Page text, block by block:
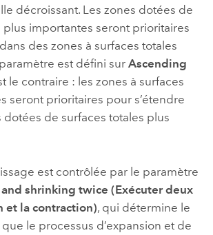
décroissant. Les zones dotées de
plus importantes seront prioritaires
des zones à surfaces totales
est défini sur Ascending
le contraire : les zones à surfaces
seront prioritaires pour s’étendre
dotées de surfaces totales plus
est contrôlée par le paramètre
shrinking twice (Exécuter deux
et la contraction), qui détermine le
le processus d’expansion et de